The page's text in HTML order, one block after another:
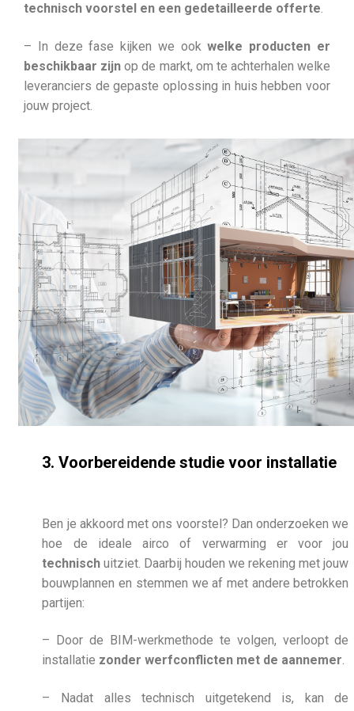
technisch voorstel en een gedetailleerde offerte.
– In deze fase kijken we ookwelke producten er
beschikbaar zijn op de markt, om te achterhalen welke
leveranciers de gepaste oplossing in huis hebben voor
jouw project.
3. Voorbereidende studie voor installatie
Ben je akkoord met ons voorstel? Dan onderzoeken we
hoe de ideale airco of verwarming er voor jou
technisch uitziet. Daarbij houden we rekening met jouw
bouwplannen en stemmen we af met andere betrokken
partijen:
– Door de BIM-werkmethode te volgen, verloopt de
installatie zonder werfconflicten met de aannemer.
– Nadat alles technisch uitgetekend is, kan de